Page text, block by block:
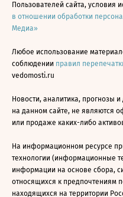
Пользователей сайта, условия
в отношении обработки
Медиа»
Любое использование
соблюдении правил
vedomosti.ru
Новости, аналитика, прогнозы
на данном сайте, не являются
или продаже каких-либо
На информационном ресурсе
технологии (информационные
информации на основе сбора,
относящихся к предпочтениям
находящихся на территории